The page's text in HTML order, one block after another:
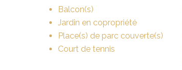
Balcon(s)
Jardin en copropriété
Place(s) de parc couverte(s)
Court de tennis